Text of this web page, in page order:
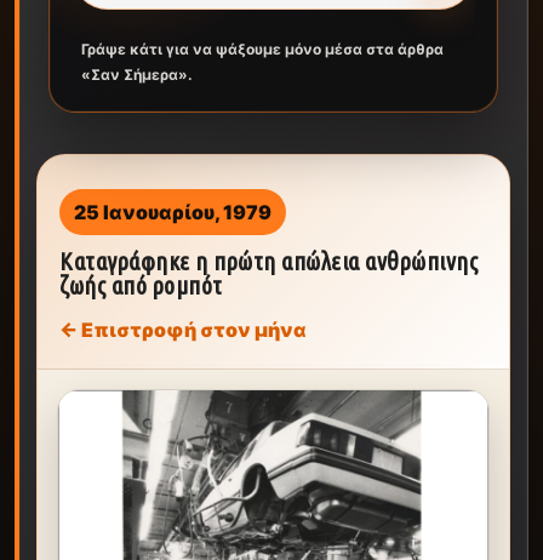
Γράψε κάτι για να ψάξουμε μόνο μέσα στα άρθρα
«Σαν Σήμερα».
25 Ιανουαρίου, 1979
Καταγράφηκε η πρώτη απώλεια ανθρώπινης
ζωής από ρομπότ
← Επιστροφή στον μήνα